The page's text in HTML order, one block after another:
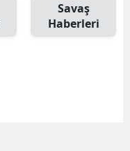
Savaş
Haberleri